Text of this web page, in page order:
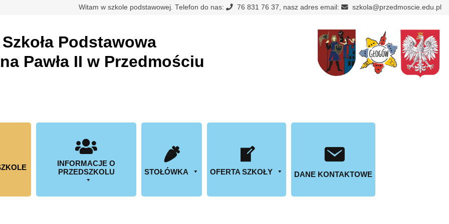
Witam w szkole podstawowej. Telefon do nas: 76 831 76 37, nasz adres email: szkola@przedmoscie.edu.pl
Szkoła Podstawowa
Pawła II w Przedmościu
INFORMACJE O
PRZEDSZKOLU
STOŁÓWKA OFERTA SZKOŁY DANE KONTAKTOWE